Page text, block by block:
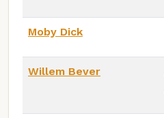
Moby Dick
Willem Bever